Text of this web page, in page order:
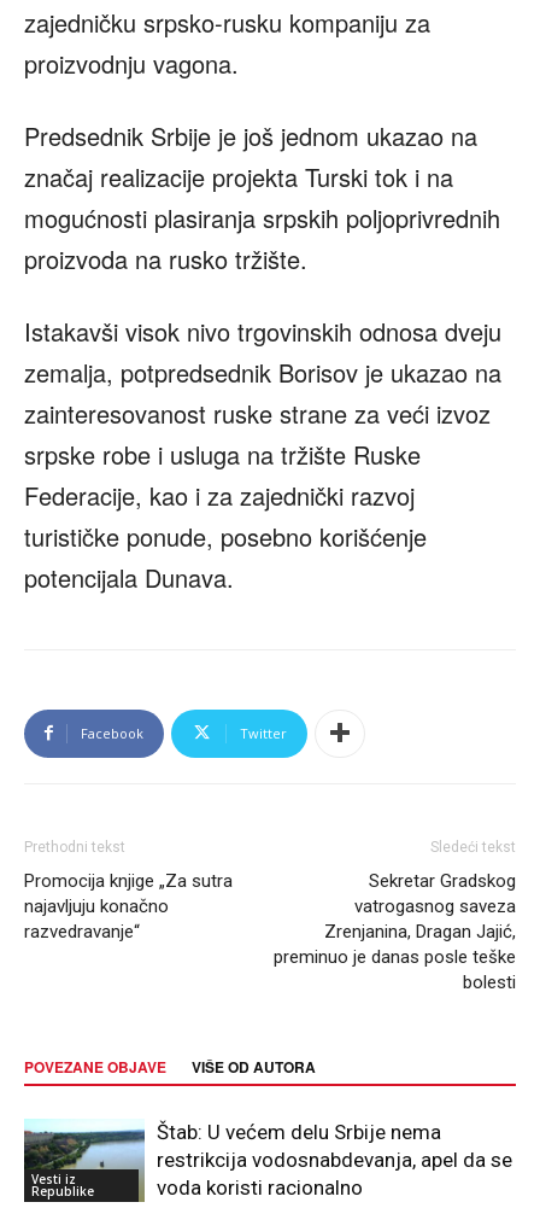
zajedničku srpsko-rusku kompaniju za
proizvodnju vagona.
Predsednik Srbije je još jednom ukazao na
značaj realizacije projekta Turski tok i na
mogućnosti plasiranja srpskih poljoprivrednih
proizvoda na rusko tržište.
Istakavši visok nivo trgovinskih odnosa dveju
zemalja, potpredsednik Borisov je ukazao na
zainteresovanost ruske strane za veći izvoz
srpske robe i usluga na tržište Ruske
Federacije, kao i za zajednički razvoj
turističke ponude, posebno korišćenje
potencijala Dunava.
Facebook Twitter
Prethodni tekst
Promocija knjige „Za sutra
najavljuju konačno
razvedravanje“
Sledeći tekst
Sekretar Gradskog
vatrogasnog saveza
Zrenjanina, Dragan Jajić,
preminuo je danas posle teške
bolesti
POVEZANE OBJAVE VIŠE OD AUTORA
Vesti iz
Republike
Štab: U većem delu Srbije nema
restrikcija vodosnabdevanja, apel da se
voda koristi racionalno